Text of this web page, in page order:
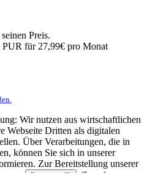
Preis.
PUR für 27,99€ pro Monat
Wir nutzen aus wirtschaftlichen
Webseite Dritten als digitalen
Über Verarbeitungen, die in
können Sie sich in unserer
Zur Bereitstellung unserer
von
Partnern (5)
. Zwecke: